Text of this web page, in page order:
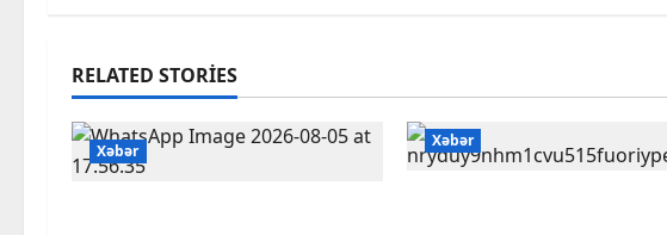
RELATED STORIES
Xəbər
Xəbər